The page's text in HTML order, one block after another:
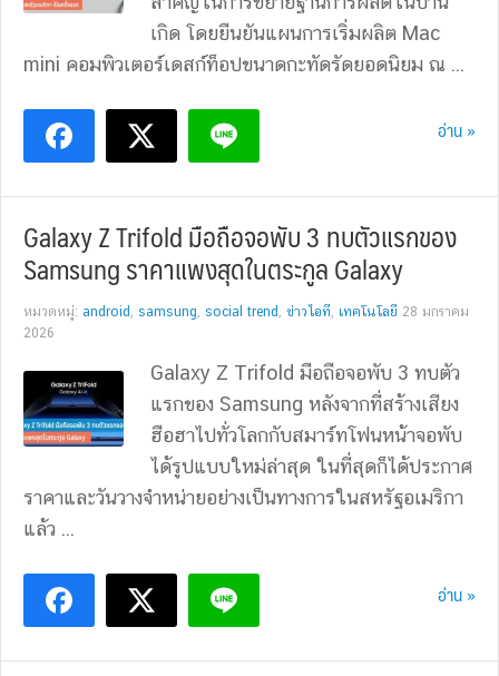
เกิด โดยยืนยันแผนการเริ่มผลิต Mac
mini คอมพิวเตอร์เดสก์ท็อปขนาดกะทัดรัดยอดนิยม ณ ...
อ่าน »
Galaxy Z Trifold มือถือจอพับ 3 ทบตัวแรกของ
Samsung ราคาแพงสุดในตระกูล Galaxy
หมวดหมู่: android , samsung, social trend , ข่าวไอที, เทคโนโลยี 28 มกราคม
2026
Galaxy Z Trifold มือถือจอพับ 3 ทบตัว
แรกของ Samsung หลังจากที่สร้างเสียง
ฮือฮาไปทั่วโลกกับสมาร์ทโฟนหน้าจอพับ
ได้รูปแบบใหม่ล่าสุด ในที่สุดก็ได้ประกาศ
ราคาและวันวางจำหน่ายอย่างเป็นทางการในสหรัฐอเมริกา
แล้ว ...
อ่าน »